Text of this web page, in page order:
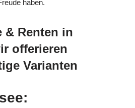
haben.
& Renten in
offerieren
Varianten